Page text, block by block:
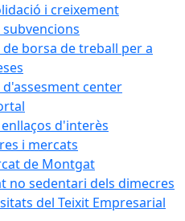
i creixement
de borsa de treball per a
d'assesment center
d'interès
i mercats
de Montgat
no sedentari dels dimecres
del Teixit Empresarial